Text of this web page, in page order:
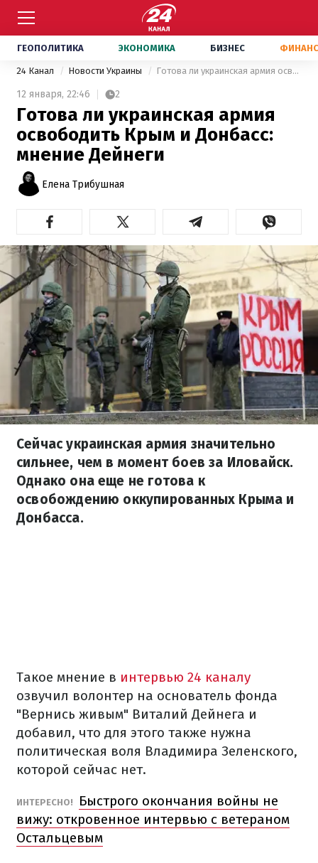
ГЕОПОЛИТИКА ЭКОНОМИКА БИЗНЕС
24 Канал Новости Украины Готова ли украинская армия освободить Крым и Донбасс: мнение Дейнеги
12 января, 22:46 2
Готова ли украинская армия
освободить Крым и Донбасс:
мнение Дейнеги
Елена Трибушная
Сейчас украинская армия значительно
сильнее, чем в момент боев за Иловайск.
Однако она еще не готова к
освобождению оккупированных Крыма и
Донбасса.
Такое мнение в интервью 24 каналу
озвучил волонтер на основатель фонда
"Вернись живым" Виталий Дейнега и
добавил, что для этого также нужна
политическая воля Владимира Зеленского,
которой сейчас нет.
ИНТЕРЕСНО!
Быстрого окончания войны не
вижу: откровенное интервью с ветераном
Остальцевым